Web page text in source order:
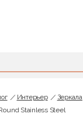
Интерьер Зеркала
Stainless Steel